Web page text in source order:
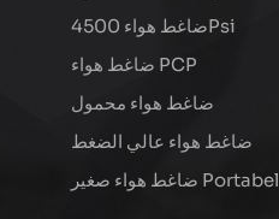
ضاغط هواء 4500Psi
ضاغط هواء PCP
ضاغط هواء محمول
ضاغط هواء عالي الضغط
ضاغط هواء صغير Portabel